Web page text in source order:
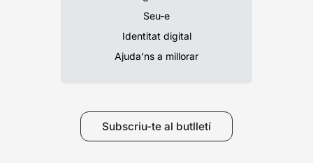
Seu-e
Identitat digital
Ajuda’ns a millorar
Subscriu-te al butlletí